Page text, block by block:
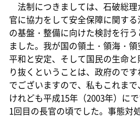
法制につきましては、石破総
官に協力をして安全保障に関す
の基盤・整備に向けた検討を行
ました。我が国の領土・領海・
平和と安定、そして国民の生命
り抜くということは、政府ので
でございますので、私もこれま
けれども平成15年（2003年）にで
1回目の長官の頃でした。事態対